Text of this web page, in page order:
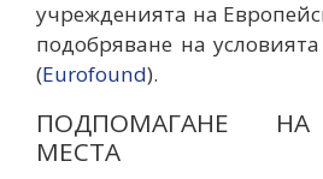
учрежденията на
подобряване на
(Eurofound).
ПОДПОМАГАНЕ НА
МЕСТА